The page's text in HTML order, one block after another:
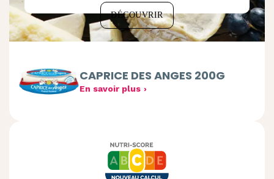
DÉCOUVRIR
CAPRICE DES ANGES 200G
En savoir plus